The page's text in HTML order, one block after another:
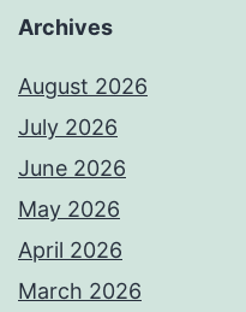
Archives
August 2026
July 2026
June 2026
May 2026
April 2026
March 2026